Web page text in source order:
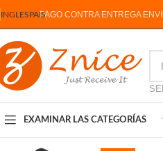
INGLESPAISPAGO CONTRA ENTREGA
EXAMINAR LAS CATEGORÍAS